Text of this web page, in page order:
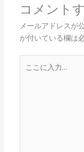
コメント
メールアドレスが
が付いている欄は
こ